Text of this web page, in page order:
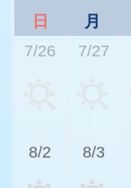
日 月
7/26
7/27
8/2 8/3